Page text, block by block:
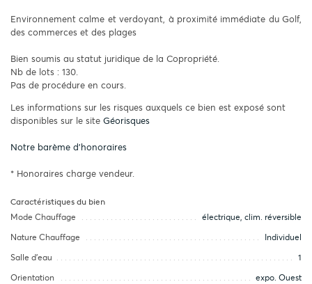
Environnement calme et verdoyant, à proximité immédiate du Golf,
des commerces et des plages
Bien soumis au statut juridique de la Copropriété.
Nb de lots : 130.
Pas de procédure en cours.
Les informations sur les risques auxquels ce bien est exposé sont
disponibles sur le site Géorisques
Notre barème d'honoraires
* Honoraires charge vendeur.
Caractéristiques du bien
Mode Chauffage
électrique, clim. réversible
Nature Chauffage Individuel
Salle d’eau 1
Orientation expo. Ouest